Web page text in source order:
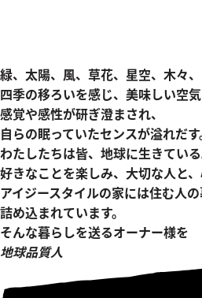
緑、太陽、風、草花、星空、木々、
四季の移ろいを感じ、美味しい空
感覚や感性が研ぎ澄まされ、
自らの眠っていたセンスが溢れだす
わたしたちは皆、地球に生きている
好きなことを楽しみ、大切な人と、
アイジースタイルの家には住む人
詰め込まれています。
そんな暮らしを送るオーナー様を
地球品質人